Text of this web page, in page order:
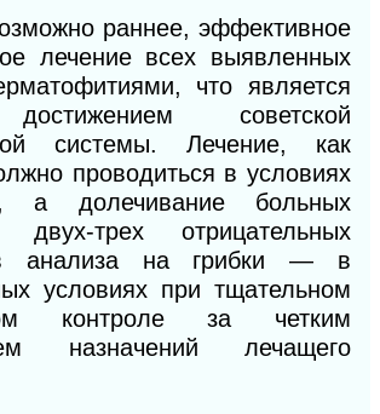
раннее, эффективное
лечение всех выявленных
что является
советской
системы. Лечение, как
проводиться в условиях
а
долечивание больных
двух-трех отрицательных
анализа на грибки — в
условиях при тщательном
контроле за четким
назначений лечащего